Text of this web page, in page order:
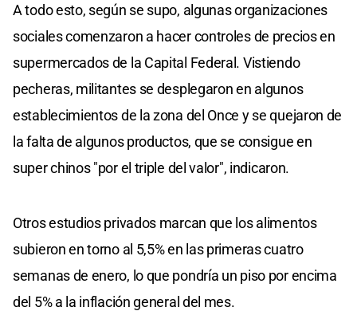
A todo esto, según se supo, algunas organizaciones
sociales comenzaron a hacer controles de precios en
supermercados de la Capital Federal. Vistiendo
pecheras, militantes se desplegaron en algunos
establecimientos de la zona del Once y se quejaron de
la falta de algunos productos, que se consigue en
super chinos "por el triple del valor", indicaron.
Otros estudios privados marcan que los alimentos
subieron en torno al 5,5% en las primeras cuatro
semanas de enero, lo que pondría un piso por encima
del 5% a la inflación general del mes.